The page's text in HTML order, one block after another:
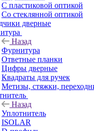
С пластиковой оптикой
Со стеклянной оптикой
дверные
Назад
Фурнитура
Ответные планки
Цифры дверные
Квадраты для ручек
Метизы, стяжки,
Назад
Уплотнитель
ISOLAR